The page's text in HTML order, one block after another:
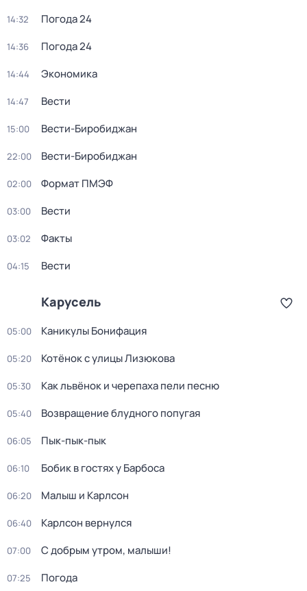
14:32 Погода 24
14:36 Погода 24
14:44 Экономика
14:47 Вести
15:00 Вести-Биробиджан
22:00 Вести-Биробиджан
02:00 Формат ПМЭФ
03:00 Вести
03:02 Факты
04:15 Вести
Карусель
05:00 Каникулы Бонифация
05:20 Котёнок с улицы Лизюкова
05:30 Как львёнок и черепаха пели песню
05:40 Возвращение блудного попугая
06:05 Пык-пык-пык
06:10 Бобик в гостях у Барбоса
06:20 Малыш и Карлсон
06:40 Карлсон вернулся
07:00 С добрым утром, малыши!
07:25 Погода